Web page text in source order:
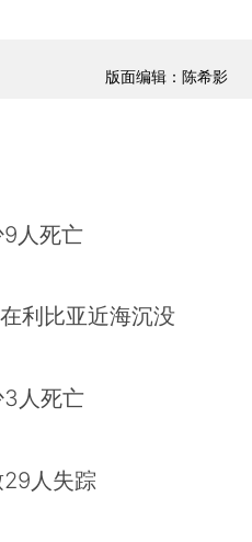
版面编辑：陈希影
人死亡
利比亚近海沉没
人死亡
人失踪